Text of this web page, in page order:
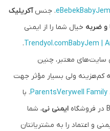
eBebek. جنسآکریلیک
خیال شما را از ایمنی
Trendyol.comBabyJem |
.
سایت‌های معتبر، چنین
کم‌هزینه ولی بسیار مؤثر جهت
ParentsVerywell Family
. با
ایمنی نی، شما
و اعتماد را به مشتریانتان